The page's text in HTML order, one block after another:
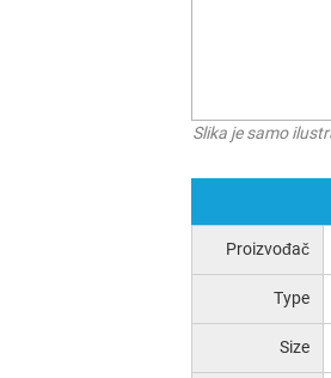
Slika je samo
Proizvođač
Type
Size